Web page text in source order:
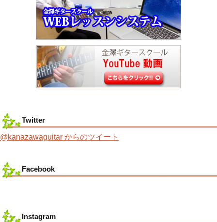
Twitter
@kanazawaguitar からのツイート
Facebook
Instagram